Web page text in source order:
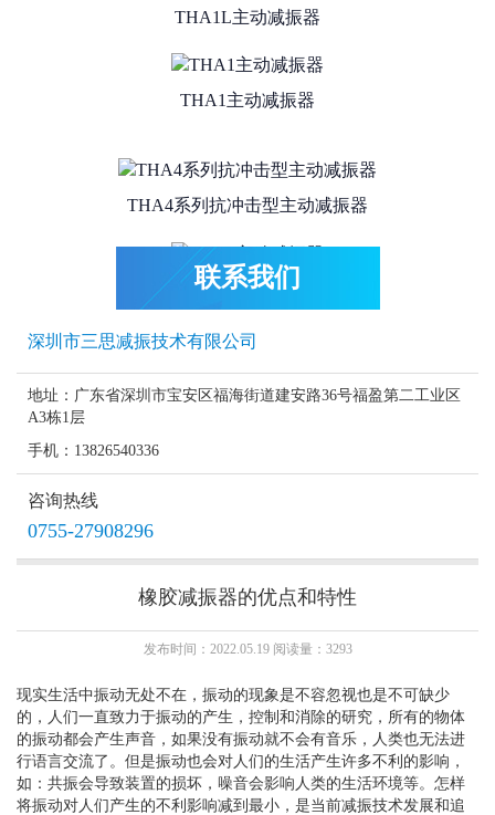
THA1L主动减振器
THA1主动减振器
THA4系列抗冲击型主动减振器
THA3主动减振器
THA1主动减振器
联系我们
深圳市三思减振技术有限公司
地址：广东省深圳市宝安区福海街道建安路36号福盈第二工业区
A3栋1层
手机：13826540336
咨询热线
0755-27908296
橡胶减振器的优点和特性
发布时间：2022.05.19 阅读量：3293
现实生活中振动无处不在，振动的现象是不容忽视也是不可缺少
的，人们一直致力于振动的产生，控制和消除的研究，所有的物体
的振动都会产生声音，如果没有振动就不会有音乐，人类也无法进
行语言交流了。但是振动也会对人们的生活产生许多不利的影响，
如：共振会导致装置的损坏，噪音会影响人类的生活环境等。怎样
将振动对人们产生的不利影响减到最小，是当前减振技术发展和追